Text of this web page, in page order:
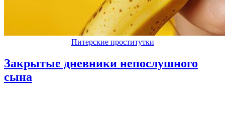
Питерские проститутки
Закрытые дневники непослушного
сына